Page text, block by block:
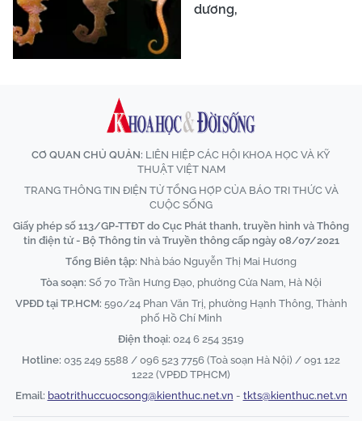
dương,
CƠ QUAN CHỦ QUẢN: LIÊN HIỆP CÁC HỘI KHOA HỌC VÀ KỸ
THUẬT VIỆT NAM
TRANG THÔNG TIN ĐIỆN TỬ TỔNG HỢP CỦA BÁO TRI THỨC VÀ
CUỘC SỐNG
Giấy phép số 113/GP-TTĐT do Cục Phát thanh, truyền hình và Thông
tin điện tử - Bộ Thông tin và Truyền thông cấp ngày 08/07/2021
Tổng Biên tập: Nhà báo Nguyễn Thị Mai Hương
Tòa soạn: Số 70 Trần Hưng Đạo, phường Cửa Nam, Hà Nội
VPĐD tại TP.HCM: 590/24 Phan Văn Trị, phường Hạnh Thông, Thành
phố Hồ Chí Minh
Điện thoại: 024 6 254 3519
Hotline: 035 249 5588 / 096 523 7756 (Toà soạn Hà Nội) / 091 122
1222 (VPĐD TPHCM)
Email: baotrithuccuocsong@kienthuc.net.vn - tkts@kienthuc.net.vn